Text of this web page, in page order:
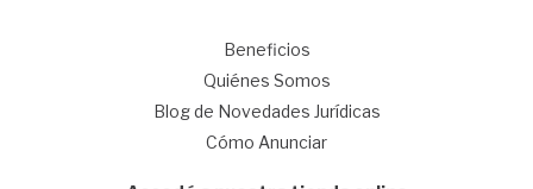
Beneficios
Quiénes Somos
Blog de Novedades Jurídicas
Cómo Anunciar